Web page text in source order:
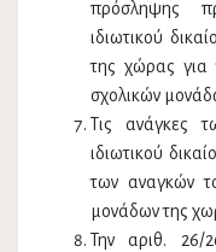
πρόσληψης
ιδιωτικού
της χώρας για
σχολικών
Τις ανάγκες
ιδιωτικού
των αναγκών
μονάδων της
Την αριθ. 26/